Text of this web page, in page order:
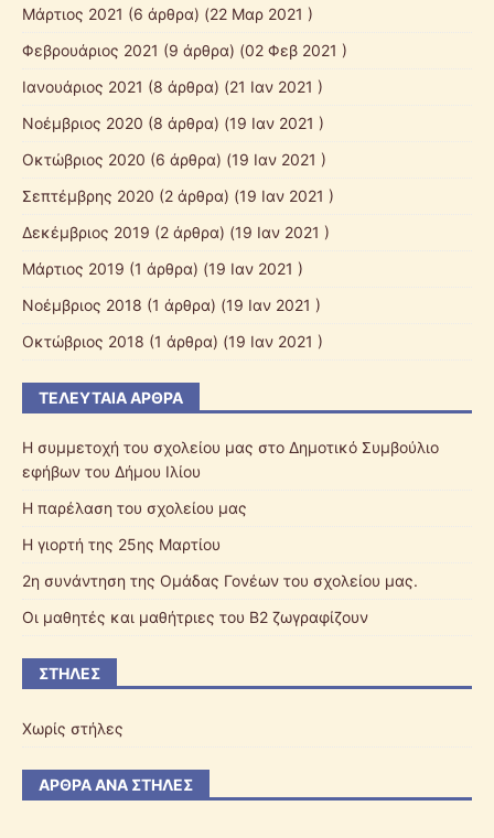
Μάρτιος 2021 (6 άρθρα) (22 Μαρ 2021 )
Φεβρουάριος 2021 (9 άρθρα) (02 Φεβ 2021 )
Ιανουάριος 2021 (8 άρθρα) (21 Ιαν 2021 )
Νοέμβριος 2020 (8 άρθρα) (19 Ιαν 2021 )
Οκτώβριος 2020 (6 άρθρα) (19 Ιαν 2021 )
Σεπτέμβρης 2020 (2 άρθρα) (19 Ιαν 2021 )
Δεκέμβριος 2019 (2 άρθρα) (19 Ιαν 2021 )
Μάρτιος 2019 (1 άρθρα) (19 Ιαν 2021 )
Νοέμβριος 2018 (1 άρθρα) (19 Ιαν 2021 )
Οκτώβριος 2018 (1 άρθρα) (19 Ιαν 2021 )
ΤΕΛΕΥΤΑΊΑ ΆΡΘΡΑ
Η συμμετοχή του σχολείου μας στο Δημοτικό Συμβούλιο
εφήβων του Δήμου Ιλίου
Η παρέλαση του σχολείου μας
Η γιορτή της 25ης Μαρτίου
2η συνάντηση της Ομάδας Γονέων του σχολείου μας.
Οι μαθητές και μαθήτριες του Β2 ζωγραφίζουν
ΣΤΉΛΕΣ
Χωρίς στήλες
ΆΡΘΡΑ ΑΝΆ ΣΤΉΛΕΣ